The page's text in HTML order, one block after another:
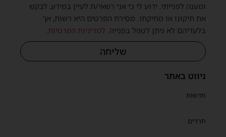
ניווט באתר
חדשות
חרדים
ומענה לפנייתי. ידוע לי כי אני רשאי/ת לעיין במידע, לבקש
את תיקונו או מחיקתו. מסירת הפרטים היא רשות, אך
בלעדיהם לא ניתן לטפל בפנייה.למדיניות הפרטיות.
שליחה